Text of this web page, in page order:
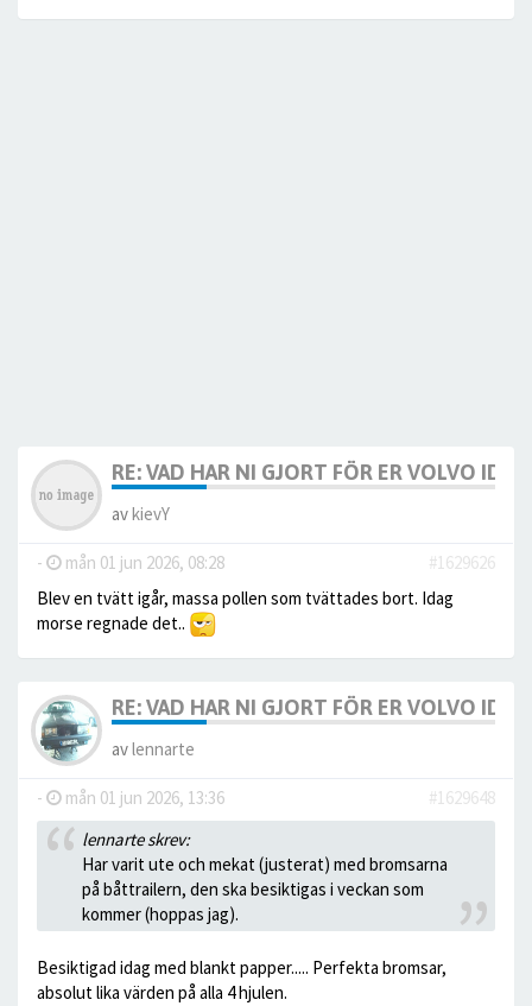
RE: VAD HAR NI GJORT FÖR ER VOLVO
avkievY
- mån 01 jun 2026, 08:28
#1629626
Blev en tvätt igår, massa pollen som tvättades bort. Idag
morse regnade det..
RE: VAD HAR NI GJORT FÖR ER VOLVO
avlennarte
- mån 01 jun 2026, 13:36
#1629648
lennarte skrev:
Har varit ute och mekat (justerat) med bromsarna
på båttrailern, den ska besiktigas i veckan som
kommer (hoppas jag).
Besiktigad idag med blankt papper..... Perfekta bromsar,
absolut lika värden på alla 4 hjulen.